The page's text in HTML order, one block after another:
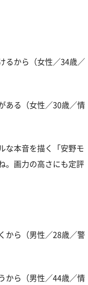
るから（女性／34歳／
ある（女性／30歳／情
な本音を描く「安野モ
。画力の高さにも定評
から（男性／28歳／警
から（男性／44歳／情